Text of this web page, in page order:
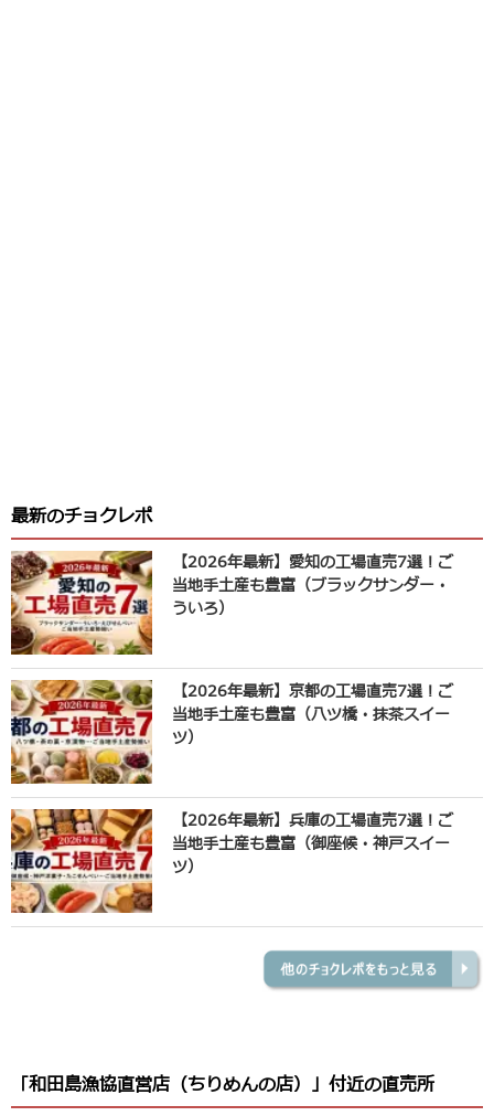
最新のチョクレポ
【2026年最新】愛知の工場直売7選！ご
当地手土産も豊富（ブラックサンダー・
ういろ）
【2026年最新】京都の工場直売7選！ご
当地手土産も豊富（八ツ橋・抹茶スイー
ツ）
【2026年最新】兵庫の工場直売7選！ご
当地手土産も豊富（御座候・神戸スイー
ツ）
「和田島漁協直営店（ちりめんの店）」付近の直売所